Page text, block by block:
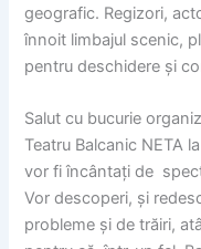
geografic. Regizori,
înnoit limbajul scenic,
pentru deschidere și
Salut cu bucurie
Teatru Balcanic NETA
vor fi încântați de
Vor descoperi, și
probleme și de trăiri,